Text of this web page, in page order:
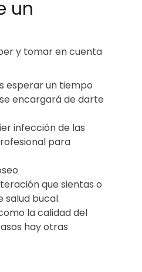
un
y tomar en cuenta
esperar un tiempo
encargará de darte
infección de las
para
que sientas o
salud bucal.
la calidad del
hay otras